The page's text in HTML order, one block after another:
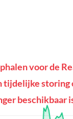
voor de
tijdelijke
beschikbaar